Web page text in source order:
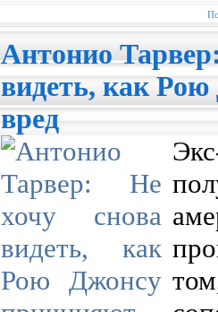
Антонио
видеть, как
вред